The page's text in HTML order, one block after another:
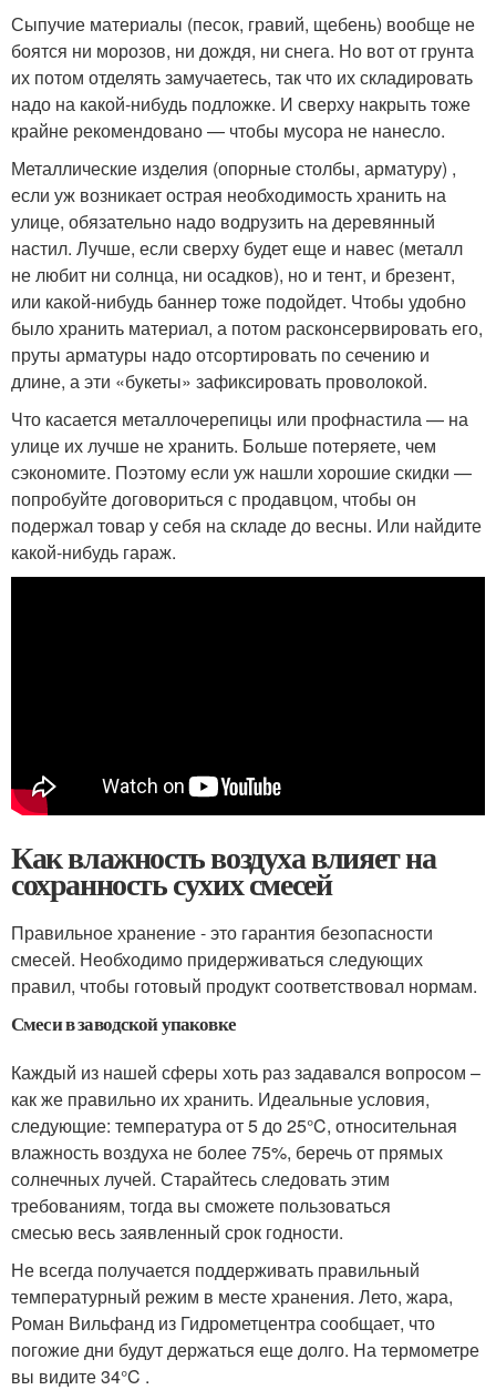
Сыпучие материалы (песок, гравий, щебень) вообще не
боятся ни морозов, ни дождя, ни снега. Но вот от грунта
их потом отделять замучаетесь, так что их складировать
надо на какой-нибудь подложке. И сверху накрыть тоже
крайне рекомендовано — чтобы мусора не нанесло.
Металлические изделия (опорные столбы, арматуру) ,
если уж возникает острая необходимость хранить на
улице, обязательно надо водрузить на деревянный
настил. Лучше, если сверху будет еще и навес (металл
не любит ни солнца, ни осадков), но и тент, и брезент,
или какой-нибудь баннер тоже подойдет. Чтобы удобно
было хранить материал, а потом расконсервировать его,
пруты арматуры надо отсортировать по сечению и
длине, а эти «букеты» зафиксировать проволокой.
Что касается металлочерепицы или профнастила — на
улице их лучше не хранить. Больше потеряете, чем
сэкономите. Поэтому если уж нашли хорошие скидки —
попробуйте договориться с продавцом, чтобы он
подержал товар у себя на складе до весны. Или найдите
какой-нибудь гараж.
Как влажность воздуха влияет на
сохранность сухих смесей
Правильное хранение - это гарантия безопасности
смесей. Необходимо придерживаться следующих
правил, чтобы готовый продукт соответствовал нормам.
Смеси в заводской упаковке
Каждый из нашей сферы хоть раз задавался вопросом –
как же правильно их хранить. Идеальные условия,
следующие: температура от 5 до 25°C, относительная
влажность воздуха не более 75%, беречь от прямых
солнечных лучей. Старайтесь следовать этим
требованиям, тогда вы сможете пользоваться
смесью весь заявленный срок годности.
Не всегда получается поддерживать правильный
температурный режим в месте хранения. Лето, жара,
Роман Вильфанд из Гидрометцентра сообщает, что
погожие дни будут держаться еще долго. На термометре
вы видите 34°C .